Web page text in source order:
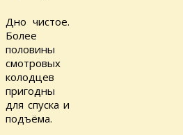
Дно чистое.
Более
половины
смотровых
колодцев
пригодны
для спуска и
подъёма.